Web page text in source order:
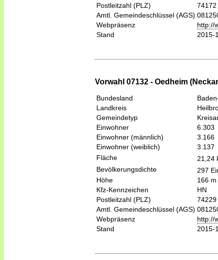
Postleitzahl (PLZ)
74172
Amtl. Gemeindeschlüssel (AGS)
Webpräsenz
http://
Stand
2015-
Vorwahl 07132 - Oedheim
Bundesland
Landkreis
Gemeindetyp
Einwohner
6.303
Einwohner (männlich)
3.166
Einwohner (weiblich)
3.137
Fläche
21,24
Bevölkerungsdichte
297
Höhe
166
Kfz-Kennzeichen
HN
Postleitzahl (PLZ)
74229
Amtl. Gemeindeschlüssel (AGS)
Webpräsenz
http://
Stand
2015-